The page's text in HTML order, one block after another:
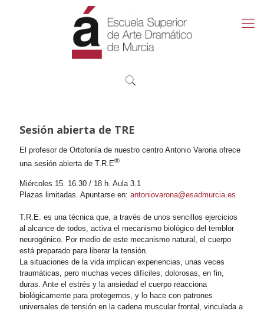
Sesión abierta de TRE
El profesor de Ortofonía de nuestro centro Antonio Varona ofrece
una sesión abierta de T.R.E®
Miércoles 15. 16.30 / 18 h. Aula 3.1
Plazas limitadas. Apuntarse en: antoniovarona@esadmurcia.es
T.R.E. es una técnica que, a través de unos sencillos ejercicios
al alcance de todos, activa el mecanismo biológico del temblor
neurogénico. Por medio de este mecanismo natural, el cuerpo
está preparado para liberar la tensión.
La situaciones de la vida implican experiencias, unas veces
traumáticas, pero muchas veces difíciles, dolorosas, en fin,
duras. Ante el estrés y la ansiedad el cuerpo reacciona
biológicamente para protegernos, y lo hace con patrones
universales de tensión en la cadena muscular frontal, vinculada a